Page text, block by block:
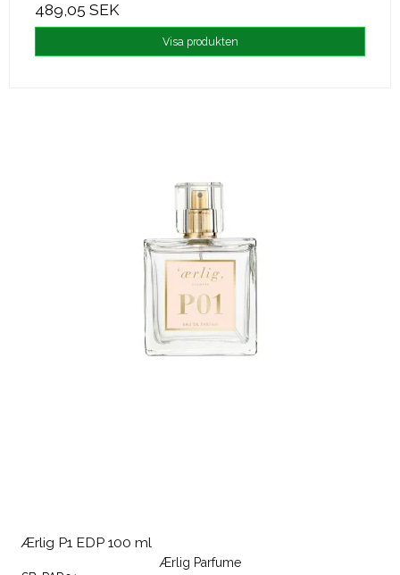
489,05 SEK
Visa produkten
Ærlig P1 EDP 100 ml
Ærlig Parfume